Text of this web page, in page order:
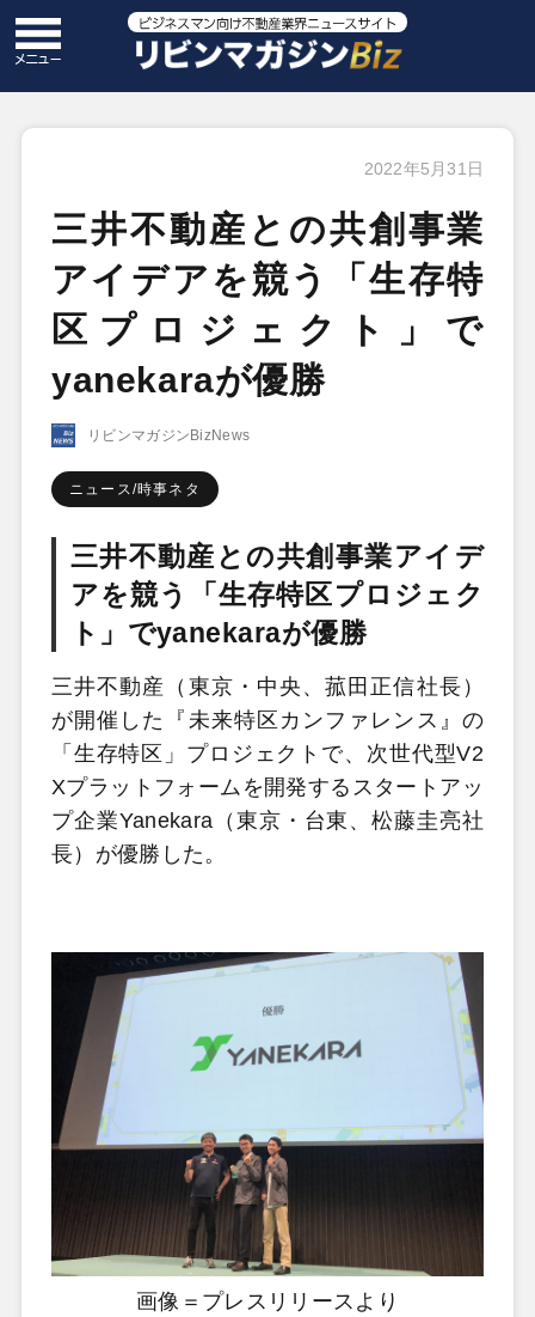
2022年5月31日
三井不動産との共創事業
アイデアを競う「生存特
区プロジェクト」で
yanekaraが優勝
リビンマガジンBizNews
ニュース/時事ネタ
三井不動産との共創事業アイデ
アを競う「生存特区プロジェク
ト」でyanekaraが優勝
三井不動産（東京・中央、菰田正信社長）
が開催した『未来特区カンファレンス』の
「生存特区」プロジェクトで、次世代型V2
Xプラットフォームを開発するスタートアッ
プ企業Yanekara（東京・台東、松藤圭亮社
長）が優勝した。
画像＝プレスリリースより